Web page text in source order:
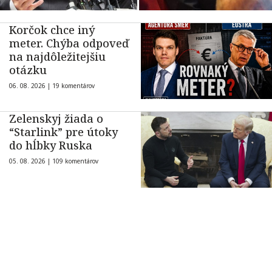
Korčok chce iný
meter. Chýba odpoveď
na najdôležitejšiu
otázku
06. 08. 2026 | 19 komentárov
Zelenskyj žiada o
“Starlink” pre útoky
do hĺbky Ruska
05. 08. 2026 | 109 komentárov